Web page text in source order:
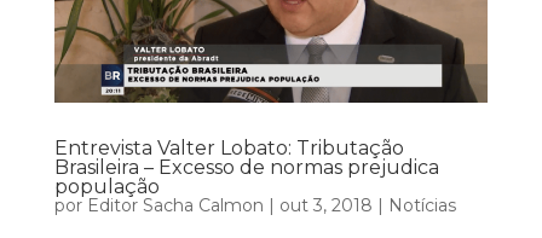
Entrevista Valter Lobato: Tributação
Brasileira – Excesso de normas prejudica
população
por Editor Sacha Calmon | out 3, 2018 | Notícias